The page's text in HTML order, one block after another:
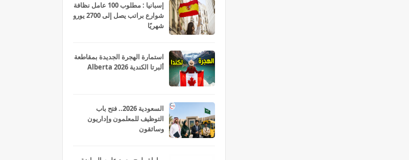
إسبانيا : مطلوب 100 عامل نظافة
شوارع براتب يصل إلى 2700 يورو
شهريًا
استمارة الهجرة الجديدة بمقاطعة
ألبرتا الكندية Alberta 2026
السعودية 2026.. فتح باب
التوظيف للمعلمون وإداريون
وسائقون